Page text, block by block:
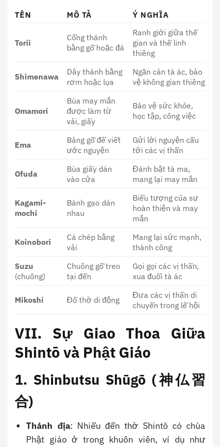
TÊN MÔ TẢ Ý NGHĨA
Torii
Cổng thánh
bằng gỗ hoặc đá
Ranh giới giữa thế
gian và thế linh
thiêng
Shimenawa
Dây thánh bằng
rơm hoặc lụa
Ngăn cản tà ác, bảo
vệ không gian thiêng
Omamori
Bùa may mắn
được làm từ
vải, giấy
Bảo vệ sức khỏe,
học tập, công việc
Ema
Bảng gỗ để viết
ước nguyện
Gửi lời nguyện cầu
tới các vị thần
Ofuda
Bùa giấy dán
vào cửa
Đánh bật tà ma,
mang lại may mắn
Kagami-
mochi
Bánh gạo dán
nhau
Biểu tượng của sự
hoàn thiện và may
mắn
Koinobori
Cá chép bằng
vải
Mang lại sức mạnh,
thành công
Suzu
(chuông)
Chuông gỗ treo
tại đền
Gọi gọi các vị thần,
xua đuổi tà ác
Mikoshi Đồ thờ di động
Đưa các vị thần di
chuyển trong lễ hội
VII. Sự Giao Thoa Giữa
Shintō và Phật Giáo
1. Shinbutsu Shūgō (神仏習
合)
Thánh địa: Nhiều đền thờ Shintō có chùa
Phật giáo ở trong khuôn viên, ví dụ như